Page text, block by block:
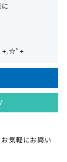
ﾟ+
気軽にお問い